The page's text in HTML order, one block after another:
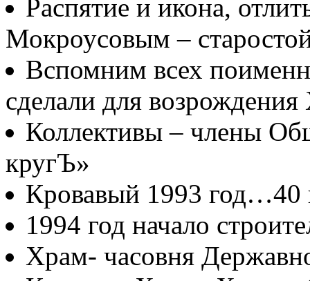
Распятие и икона,
Мокроусовым –
Вспомним всех
сделали для
Коллективы – члены
кругЪ»
Кровавый 1993
1994 год начало
Храм- часовня